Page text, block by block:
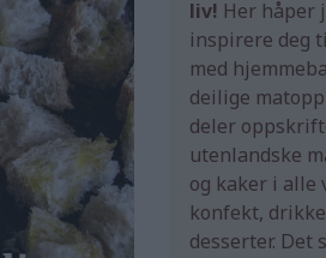
liv! Her håper
inspirere deg
med
deilige
deler
utenlandske
og kaker i alle
konfekt,
desserter. Det